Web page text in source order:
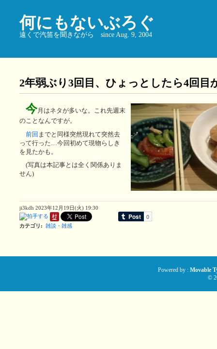
何にもないぶろぐ
遠くで汽笛を聞きながら since Aug. 9, 2004
2年弱ぶり3回目、ひょっとしたら4回目
今月はネタが多いな。これ先週末
のことなんですが。
前回 までと同様突然現れて突然去
って行った…今回初めて現物らしき
を見たかも。
(写真は本記事とは全く関係ありま
せん)
ji3kdh 2023年12月19日(火) 19:30
カテゴリ : 雑談・雑感
Powered by : Movable
©